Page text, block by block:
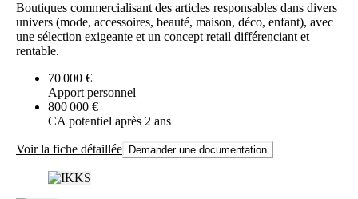
Boutiques commercialisant des articles responsables dans divers
univers (mode, accessoires, beauté, maison, déco, enfant), avec
une sélection exigeante et un concept retail différenciant et
rentable.
70 000 €
Apport personnel
800 000 €
CA potentiel après 2 ans
Voir la fiche détaillée Demander une documentation